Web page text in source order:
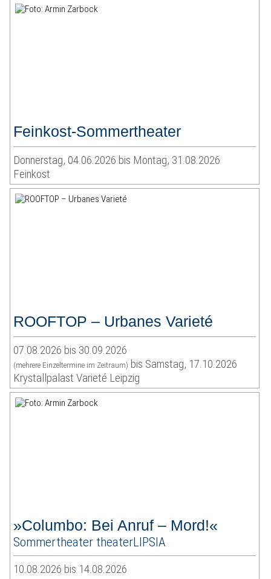
Feinkost-Sommertheater
Donnerstag, 04.06.2026 bis Montag, 31.08.2026
Feinkost
ROOFTOP – Urbanes Varieté
07.08.2026 bis 30.09.2026
(mehrere Einzeltermine im Zeitraum) bis Samstag, 17.10.2026
Krystallpalast Varieté Leipzig
»Columbo: Bei Anruf – Mord!«
Sommertheater theaterLIPSIA
10.08.2026 bis 14.08.2026